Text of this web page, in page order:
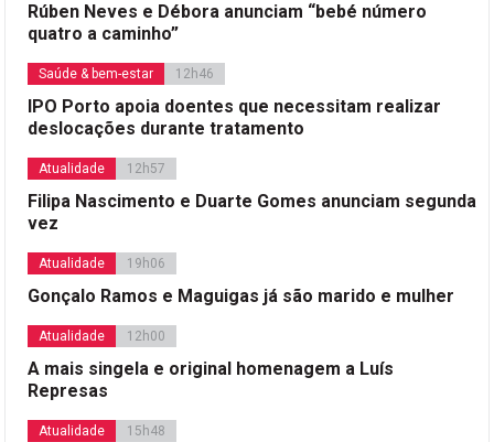
Rúben Neves e Débora anunciam “bebé número
quatro a caminho”
Saúde & bem-estar 12h46
IPO Porto apoia doentes que necessitam realizar
deslocações durante tratamento
Atualidade 12h57
Filipa Nascimento e Duarte Gomes anunciam segunda
vez
Atualidade 19h06
Gonçalo Ramos e Maguigas já são marido e mulher
Atualidade 12h00
A mais singela e original homenagem a Luís
Represas
Atualidade 15h48